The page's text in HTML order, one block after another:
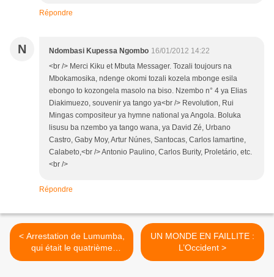
Répondre
N Ndombasi Kupessa Ngombo 16/01/2012 14:22
<br /> Merci Kiku et Mbuta Messager. Tozali toujours na
Mbokamosika, ndenge okomi tozali kozela mbonge esila
ebongo to kozongela masolo na biso. Nzembo n° 4 ya Elias
Diakimuezo, souvenir ya tango ya<br /> Revolution, Rui
Mingas compositeur ya hymne national ya Angola. Boluka
lisusu ba nzembo ya tango wana, ya David Zé, Urbano
Castro, Gaby Moy, Artur Núnes, Santocas, Carlos lamartine,
Calabeto,<br /> Antonio Paulino, Carlos Burity, Proletário, etc.
<br />
Répondre
< Arrestation de Lumumba,
qui était le quatrième
prisonnier?
UN MONDE EN FAILLITE :
L’Occident >